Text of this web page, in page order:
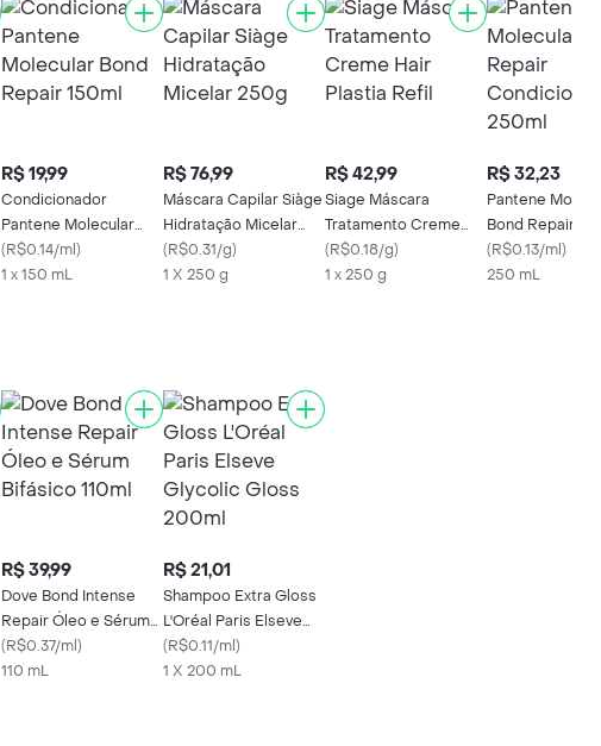
R$ 19,99
Condicionador
Pantene Molecular
Bond Repair 150ml
(R$0.14/ml)
1 x 150 mL
R$ 76,99
Máscara Capilar Siàge
Hidratação Micelar
250g
(R$0.31/g)
1 X 250 g
R$ 42,99
Siage Máscara
Tratamento Creme
Hair Plastia Refil
(R$0.18/g)
1 x 250 g
R$ 32,23
Pantene
Bond Repair
Condicionador
(R$0.13/ml)
250 mL
R$ 39,99
Dove Bond Intense
Repair Óleo e Sérum
Bifásico 110ml
(R$0.37/ml)
110 mL
R$ 21,01
Shampoo Extra Gloss
L'Oréal Paris Elseve
Glycolic Gloss 200ml
(R$0.11/ml)
1 X 200 mL